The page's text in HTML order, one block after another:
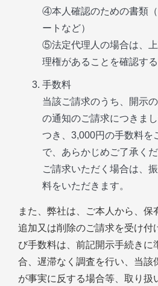
④本人確認のための書類
ートなど）
⑤法定代理人の場合は、
理権があることを確認す
手数料
当該ご請求のうち、開示
の通知のご請求につきま
つき、3,000円の手数料を
で、あらかじめご了承く
ご請求いただく場合は、
料をいただきます。
また、弊社は、ご本人から、保
追加又は削除のご請求を受け付
び手数料は、前記開示手続きに
合、遅滞なく調査を行い、当該
が事実に反する場合等、取り扱